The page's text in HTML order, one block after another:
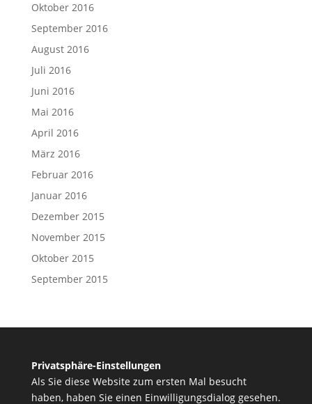
Oktober 2016
September 2016
August 2016
Juli 2016
Juni 2016
Mai 2016
April 2016
März 2016
Februar 2016
Januar 2016
Dezember 2015
November 2015
Oktober 2015
September 2015
Privatsphäre-Einstellungen
Als Sie diese Website zum ersten Mal besucht
haben, haben Sie einen Einwilligungsdialog gesehen.